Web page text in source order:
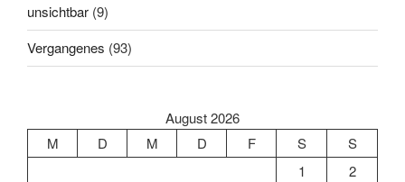
unsichtbar (9)
Vergangenes (93)
August 2026
M
D M D F S
S
1
2